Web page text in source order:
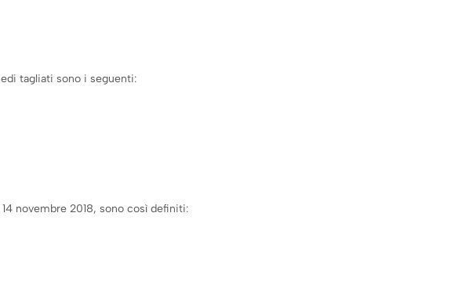
tagliati sono i seguenti:
novembre 2018, sono così definiti: